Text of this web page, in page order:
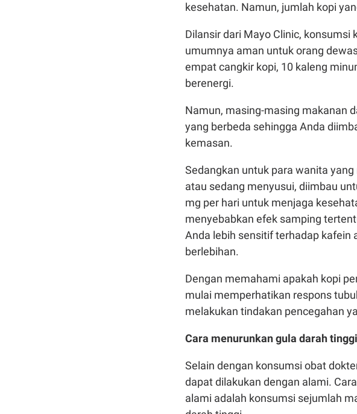
kesehatan. Namun, jumlah kopi
Dilansir dari Mayo Clinic,
umumnya aman untuk orang
empat cangkir kopi, 10 kaleng
berenergi.
Namun, masing-masing makanan
yang berbeda sehingga Anda
kemasan.
Sedangkan untuk para wanita
atau sedang menyusui, diimbau
mg per hari untuk menjaga
menyebabkan efek samping
Anda lebih sensitif terhadap kafein
berlebihan.
Dengan memahami apakah kopi
mulai memperhatikan respons
melakukan tindakan pencegahan
Cara menurunkan gula darah
Selain dengan konsumsi obat
dapat dilakukan dengan alami.
alami adalah konsumsi sejumlah